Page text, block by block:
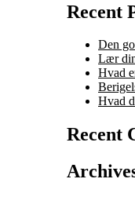
Recent
Den
Lær
Hvad
Hvad
Recent